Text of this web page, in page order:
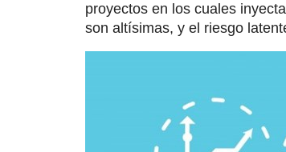
proyectos en los cuales
son altísimas, y el riesgo